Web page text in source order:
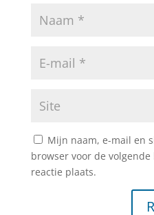
Mijn naam, e-mail en
browser voor de
reactie plaats.